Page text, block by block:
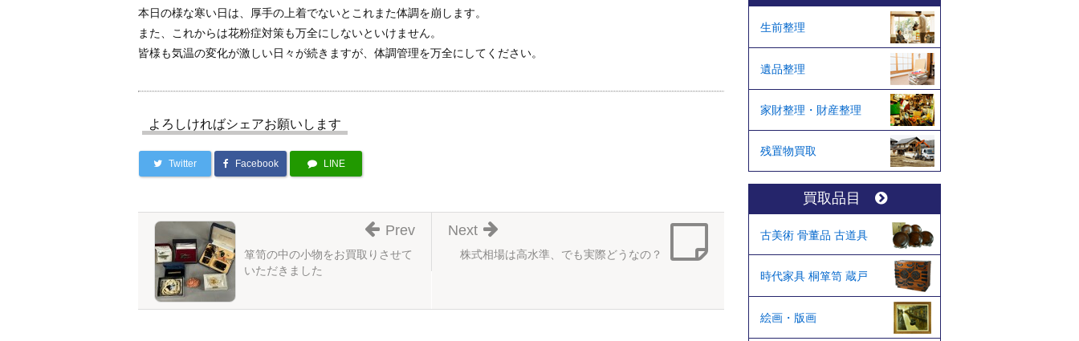
本日の様な寒い日は、厚手の上着でないとこれまた体調を崩します。
また、これからは花粉症対策も万全にしないといけません。
皆様も気温の変化が激しい日々が続きますが、体調管理を万全にしてください。
よろしければシェアお願いします
Twitter Facebook LINE
株式相場は高水準、でも実際どうなの？
Next
箪笥の中の小物をお買取りさせて
いただきました
Prev
生前整理
遺品整理
家財整理・財産整理
残置物買取
買取品目
古美術 骨董品 古道具
時代家具 桐箪笥 蔵戸
絵画・版画